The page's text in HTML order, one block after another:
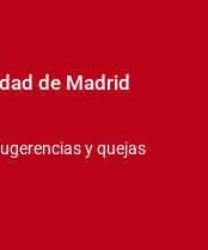
de Madrid
y quejas